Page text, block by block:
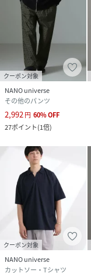
クーポン対象
NANO universe
その他のパンツ
2,992円 60%OFF
27ポイント(1倍)
クーポン対象
NANO universe
カットソー・Tシャツ